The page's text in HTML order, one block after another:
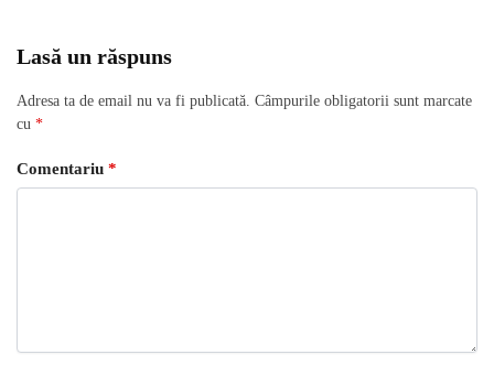
Lasă un răspuns
Adresa ta de email nu va fi publicată. Câmpurile obligatorii sunt marcate
cu *
Comentariu *